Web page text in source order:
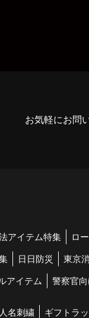
お気軽にお問
アイテム特集 ロ
日日防災 東京
アイテム 警察官
名刺繍 ギフトラ